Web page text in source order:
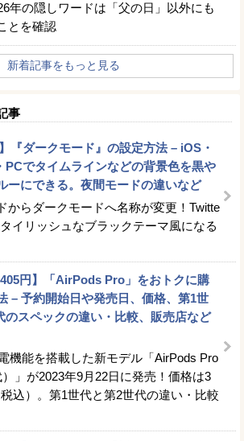
年の隠しワードは「父の日」以外にも
とを確認
新着記事をもっと見る
事
『ダークモード』の設定方法 – iOS・
でタイムラインなどの背景色を黒や
ーにできる。夜間モードの違いなど
からダークモードへ名称が変更！Twitte
イリッシュなブラックテーマ風になる
円】「AirPods Pro」をおトクに購
– 予約開始日や発売日、価格、第1世
のスペックの違い・比較、販売店など
機能を搭載した新モデル「AirPods Pro
）」が2023年9月22日に発売！価格は3
込）。第1世代と第2世代の違い・比較